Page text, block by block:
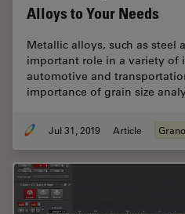
Alloys to Your Needs
Metallic alloys, such as steel
important role in a variety of
automotive and
importance of grain size
Jul 31, 2019 Article